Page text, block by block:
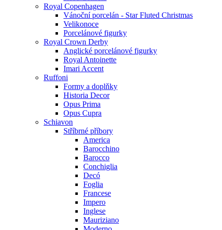
Royal Copenhagen
Vánoční porcelán - Star Fluted Christmas
Velikonoce
Porcelánové figurky
Royal Crown Derby
Anglické porcelánové figurky
Royal Antoinette
Imari Accent
Ruffoni
Formy a doplňky
Historia Decor
Opus Prima
Opus Cupra
Schiavon
Stříbrné příbory
America
Barocchino
Barocco
Conchiglia
Decó
Foglia
Francese
Impero
Inglese
Mauriziano